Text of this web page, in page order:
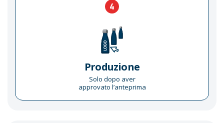
4
Produzione
Solo dopo aver
approvato l’anteprima